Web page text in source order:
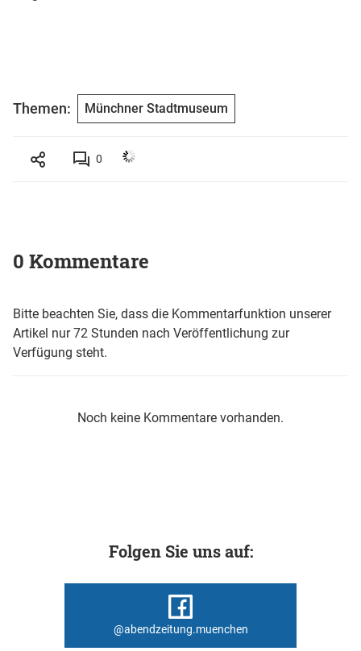
Themen: Münchner Stadtmuseum
0
0 Kommentare
Bitte beachten Sie, dass die Kommentarfunktion unserer
Artikel nur 72 Stunden nach Veröffentlichung zur
Verfügung steht.
Noch keine Kommentare vorhanden.
Folgen Sie uns auf:
@abendzeitung.muenchen